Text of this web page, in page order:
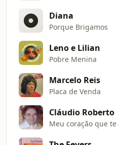
Diana
Porque Brigamos
Leno e Lilian
Pobre Menina
Marcelo Reis
Placa de Venda
Cláudio Roberto
Meu coração que te